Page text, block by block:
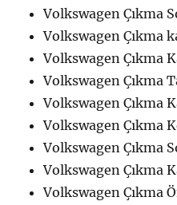
Volkswagen Çıkma
Volkswagen Çıkma
Volkswagen Çıkma
Volkswagen Çıkma
Volkswagen Çıkma
Volkswagen Çıkma
Volkswagen Çıkma
Volkswagen Çıkma
Volkswagen Çıkma